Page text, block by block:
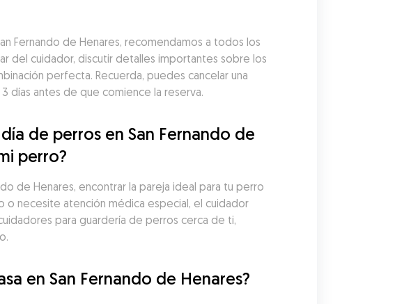
Fernando de Henares, recomendamos a todos los
del cuidador, discutir detalles importantes sobre los
perfecta. Recuerda, puedes cancelar una
días antes de que comience la reserva.
de perros en San Fernando de
perro?
de Henares, encontrar la pareja ideal para tu perro
o necesite atención médica especial, el cuidador
para guardería de perros cerca de ti,
en San Fernando de Henares?